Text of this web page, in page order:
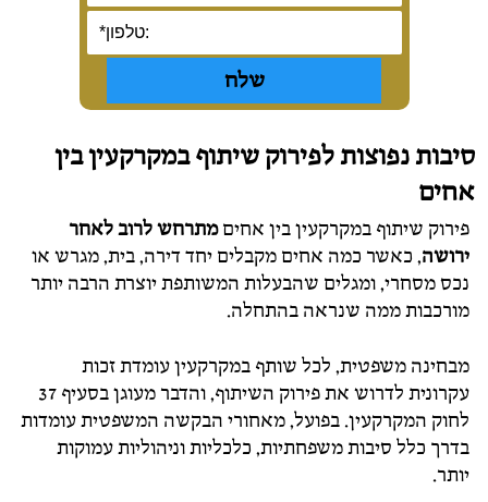
סיבות נפוצות לפירוק שיתוף במקרקעין בין
אחים
פירוק שיתוף במקרקעין בין אחיםמתרחש לרוב לאחר
ירושה, כאשר כמה אחים מקבלים יחד דירה, בית, מגרש או
נכס מסחרי, ומגלים שהבעלות המשותפת יוצרת הרבה יותר
מורכבות ממה שנראה בהתחלה.
מבחינה משפטית, לכל שותף במקרקעין עומדת זכות
עקרונית לדרוש את פירוק השיתוף, והדבר מעוגן בסעיף 37
לחוק המקרקעין. בפועל, מאחורי הבקשה המשפטית עומדות
בדרך כלל סיבות משפחתיות, כלכליות וניהוליות עמוקות
יותר.